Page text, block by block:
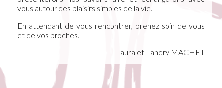
vous autour des plaisirs simples de la vie.
En attendant de vous rencontrer, prenez soin de vous
et de vos proches.
Laura et Landry MACHET